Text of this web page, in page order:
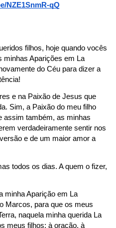
NZE1SnmR-qQ
filhos, hoje quando vocês
minhas Aparições em La
do Céu para dizer a
e na Paixão de Jesus que
Sim, a Paixão do meu filho
assim também, as minhas
verdadeiramente sentir nos
e de um maior amor a
todos os dias. A quem o fizer,
minha Aparição em La
Marcos, para que os meus
naquela minha querida La
meus filhos: à oração, à